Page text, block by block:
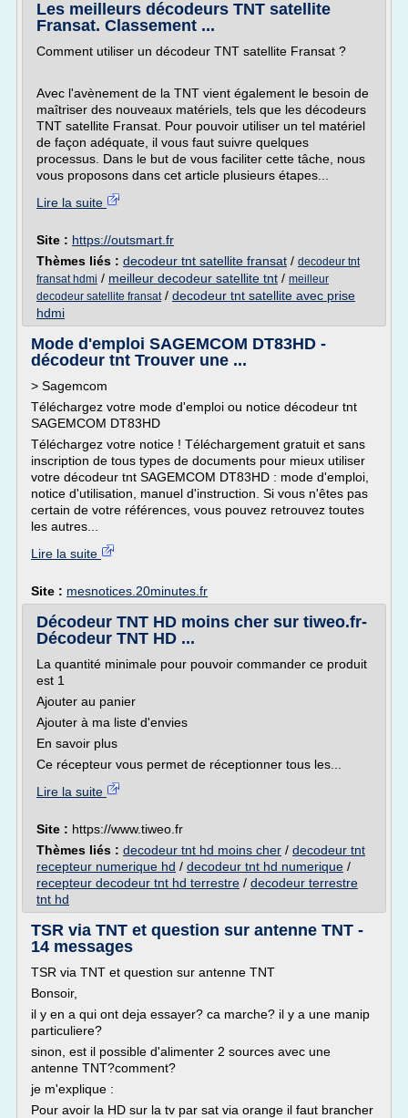
Les meilleurs décodeurs TNT satellite
Fransat. Classement ...
Comment utiliser un décodeur TNT satellite Fransat ?
Avec l'avènement de la TNT vient également le besoin de
maîtriser des nouveaux matériels, tels que les décodeurs
TNT satellite Fransat. Pour pouvoir utiliser un tel matériel
de façon adéquate, il vous faut suivre quelques
processus. Dans le but de vous faciliter cette tâche, nous
vous proposons dans cet article plusieurs étapes...
Lire la suite
Site : https://outsmart.fr
Thèmes liés : decodeur tnt satellite fransat / decodeur tnt
fransat hdmi / meilleur decodeur satellite tnt / meilleur
decodeur satellite fransat/ decodeur tnt satellite avec prise
hdmi
Mode d'emploi SAGEMCOM DT83HD -
décodeur tnt Trouver une ...
> Sagemcom
Téléchargez votre mode d'emploi ou notice décodeur tnt
SAGEMCOM DT83HD
Téléchargez votre notice ! Téléchargement gratuit et sans
inscription de tous types de documents pour mieux utiliser
votre décodeur tnt SAGEMCOM DT83HD : mode d'emploi,
notice d'utilisation, manuel d'instruction. Si vous n'êtes pas
certain de votre références, vous pouvez retrouvez toutes
les autres...
Lire la suite
Site : mesnotices.20minutes.fr
Décodeur TNT HD moins cher sur tiweo.fr-
Décodeur TNT HD ...
La quantité minimale pour pouvoir commander ce produit
est 1
Ajouter au panier
Ajouter à ma liste d'envies
En savoir plus
Ce récepteur vous permet de réceptionner tous les...
Lire la suite
Site : https://www.tiweo.fr
Thèmes liés : decodeur tnt hd moins cher / decodeur tnt
recepteur numerique hd / decodeur tnt hd numerique /
recepteur decodeur tnt hd terrestre / decodeur terrestre
tnt hd
TSR via TNT et question sur antenne TNT -
14 messages
TSR via TNT et question sur antenne TNT
Bonsoir,
il y en a qui ont deja essayer? ca marche? il y a une manip
particuliere?
sinon, est il possible d'alimenter 2 sources avec une
antenne TNT?comment?
je m'explique :
Pour avoir la HD sur la tv par sat via orange il faut brancher